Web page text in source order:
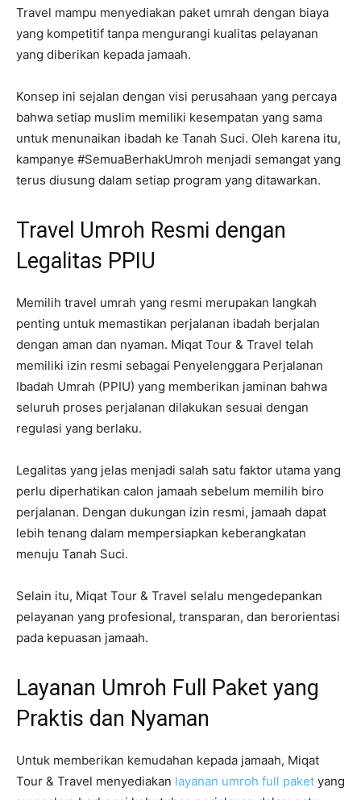
Travel mampu menyediakan paket umrah dengan biaya
yang kompetitif tanpa mengurangi kualitas pelayanan
yang diberikan kepada jamaah.
Konsep ini sejalan dengan visi perusahaan yang percaya
bahwa setiap muslim memiliki kesempatan yang sama
untuk menunaikan ibadah ke Tanah Suci. Oleh karena itu,
kampanye #SemuaBerhakUmroh menjadi semangat yang
terus diusung dalam setiap program yang ditawarkan.
Travel Umroh Resmi dengan
Legalitas PPIU
Memilih travel umrah yang resmi merupakan langkah
penting untuk memastikan perjalanan ibadah berjalan
dengan aman dan nyaman. Miqat Tour & Travel telah
memiliki izin resmi sebagai Penyelenggara Perjalanan
Ibadah Umrah (PPIU) yang memberikan jaminan bahwa
seluruh proses perjalanan dilakukan sesuai dengan
regulasi yang berlaku.
Legalitas yang jelas menjadi salah satu faktor utama yang
perlu diperhatikan calon jamaah sebelum memilih biro
perjalanan. Dengan dukungan izin resmi, jamaah dapat
lebih tenang dalam mempersiapkan keberangkatan
menuju Tanah Suci.
Selain itu, Miqat Tour & Travel selalu mengedepankan
pelayanan yang profesional, transparan, dan berorientasi
pada kepuasan jamaah.
Layanan Umroh Full Paket yang
Praktis dan Nyaman
Untuk memberikan kemudahan kepada jamaah, Miqat
Tour & Travel menyediakan layanan umroh full paket yang